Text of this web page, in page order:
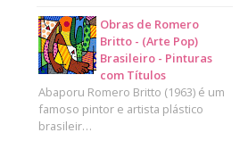
Obras de Romero
Britto - (Arte Pop)
Brasileiro - Pinturas
com Títulos
Abaporu Romero Britto (1963) é um
famoso pintor e artista plástico
brasileir…